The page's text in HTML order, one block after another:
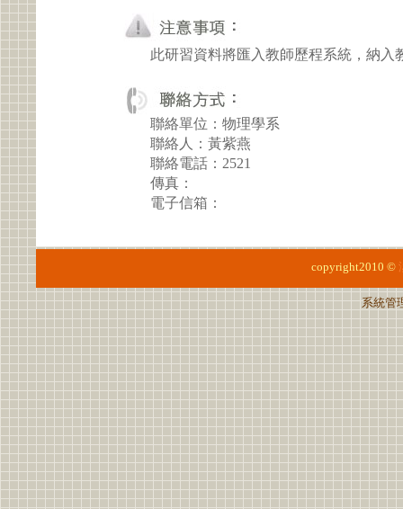
此研習資料將匯入教師歷程系統，納
聯絡單位：物理學系
聯絡人：黃紫燕
聯絡電話：2521
傳真：
電子信箱：
copyright2010 ©
系統管